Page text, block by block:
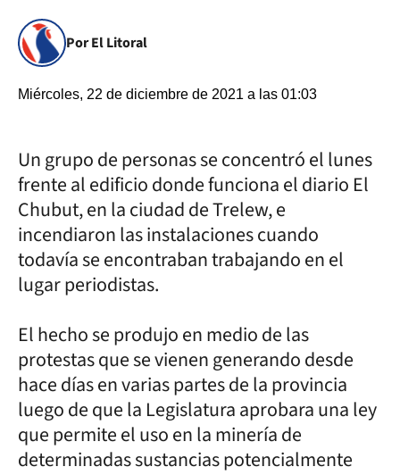
Por El Litoral
Miércoles, 22 de diciembre de 2021 a las 01:03
Un grupo de personas se concentró el lunes
frente al edificio donde funciona el diario El
Chubut, en la ciudad de Trelew, e
incendiaron las instalaciones cuando
todavía se encontraban trabajando en el
lugar periodistas.
El hecho se produjo en medio de las
protestas que se vienen generando desde
hace días en varias partes de la provincia
luego de que la Legislatura aprobara una ley
que permite el uso en la minería de
determinadas sustancias potencialmente